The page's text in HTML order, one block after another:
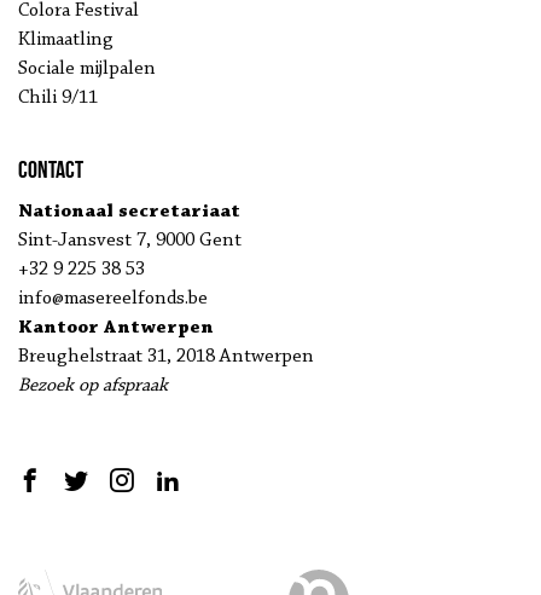
Colora Festival
Klimaatling
Sociale mijlpalen
Chili 9/11
Contact
Nationaal secretariaat
Sint-Jansvest 7, 9000 Gent
+32 9 225 38 53
info@masereelfonds.be
Kantoor Antwerpen
Breughelstraat 31, 2018 Antwerpen
Bezoek op afspraak